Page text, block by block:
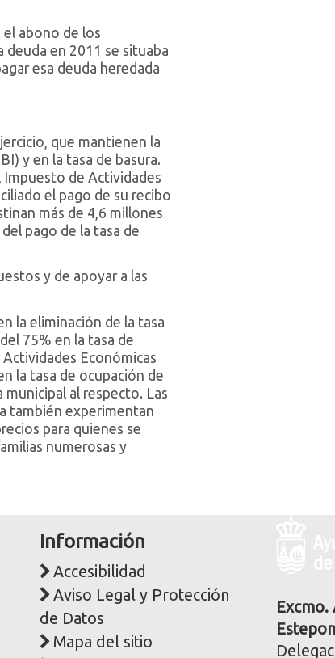
abono de los
deuda en 2011 se situaba
esa deuda heredada
que mantienen la
y en la tasa de basura.
Impuesto de Actividades
el pago de su recibo
más de 4,6 millones
pago de la tasa de
y de apoyar a las
la eliminación de la tasa
75% en la tasa de
Económicas
la tasa de ocupación de
municipal al respecto. Las
también experimentan
para quienes se
numerosas y
Información
Accesibilidad
Aviso Legal y Protección
de Datos
Mapa del sitio
Excmo.